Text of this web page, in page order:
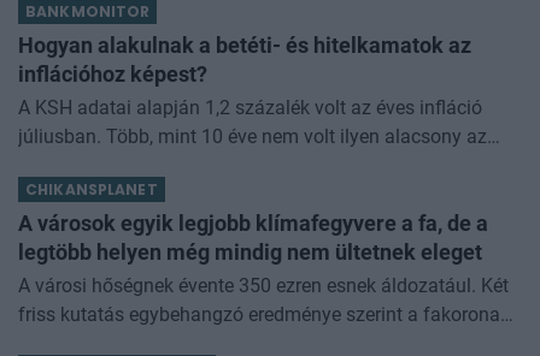
kapcsolódó adóintézkedésekről, v
BANKMONITOR
Hogyan alakulnak a betéti- és hitelkamatok az
inflációhoz képest?
A KSH adatai alapján 1,2 százalék volt az éves infláció
júliusban. Több, mint 10 éve nem volt ilyen alacsony az
adathoz képest hogyan alakul
CHIKANSPLANET
A városok egyik legjobb klímafegyvere a fa, de a
legtöbb helyen még mindig nem ültetnek eleget
A városi hőségnek évente 350 ezren esnek áldozatául. Két
friss kutatás egybehangzó eredménye szerint a fakorona